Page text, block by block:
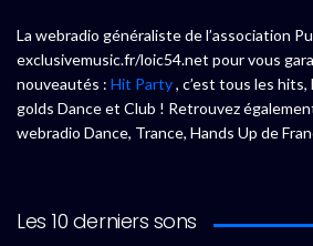
La webradio généraliste de l’association
exclusivemusic.fr/loic54.net pour vous
nouveautés : Hit Party, c’est tous les
golds Dance et Club ! Retrouvez
webradio Dance, Trance, Hands Up de
Les 10 derniers sons